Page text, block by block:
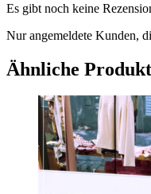
Es gibt noch keine
Nur angemeldete Kunden,
Ähnliche